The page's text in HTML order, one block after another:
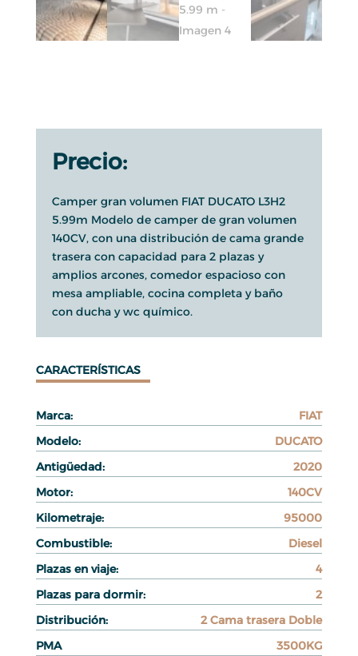
Precio:
Camper gran volumen FIAT DUCATO L3H2
5.99m Modelo de camper de gran volumen
140CV, con una distribución de cama grande
trasera con capacidad para 2 plazas y
amplios arcones, comedor espacioso con
mesa ampliable, cocina completa y baño
con ducha y wc químico.
CARACTERÍSTICAS
Marca:
FIAT
Modelo:
DUCATO
Antigüedad:
2020
Motor:
140CV
Kilometraje:
95000
Combustible:
Diesel
Plazas en viaje:
4
Plazas para dormir:
2
Distribución:
2 Cama trasera Doble
PMA
3500KG